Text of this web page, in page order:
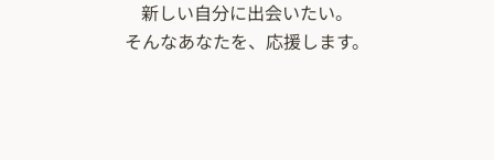
新しい自分に出会いたい。
そんなあなたを、応援します。